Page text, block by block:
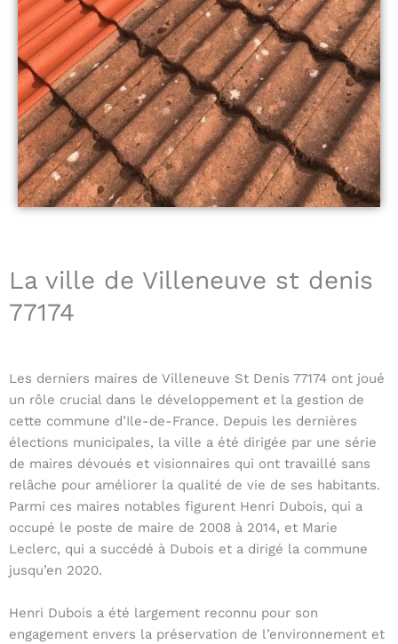
La ville de Villeneuve st denis
77174
Les derniers maires de Villeneuve St Denis 77174 ont joué
un rôle crucial dans le développement et la gestion de
cette commune d’Ile-de-France. Depuis les dernières
élections municipales, la ville a été dirigée par une série
de maires dévoués et visionnaires qui ont travaillé sans
relâche pour améliorer la qualité de vie de ses habitants.
Parmi ces maires notables figurent Henri Dubois, qui a
occupé le poste de maire de 2008 à 2014, et Marie
Leclerc, qui a succédé à Dubois et a dirigé la commune
jusqu’en 2020.
Henri Dubois a été largement reconnu pour son
engagement envers la préservation de l’environnement et